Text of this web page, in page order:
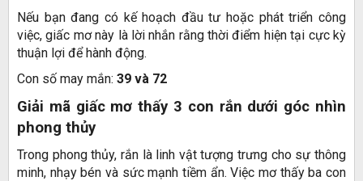
Nếu bạn đang có kế hoạch đầu tư hoặc phát triển công
việc, giấc mơ này là lời nhắn rằng thời điểm hiện tại cực kỳ
thuận lợi để hành động.
Con số may mắn: 39 và 72
Giải mã giấc mơ thấy 3 con rắn dưới góc nhìn
phong thủy
Trong phong thủy, rắn là linh vật tượng trưng cho sự thông
minh, nhạy bén và sức mạnh tiềm ẩn. Việc mơ thấy ba con